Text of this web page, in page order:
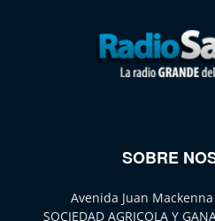
SOBRE
Avenida Juan
SOCIEDAD AGRICOLA Y